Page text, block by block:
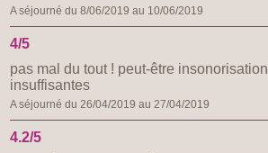
A séjourné du 8/06/2019 au 10/06/2019
4/5
pas mal du tout ! peut-être
insuffisantes
A séjourné du 26/04/2019 au 27/04/2019
4.2/5